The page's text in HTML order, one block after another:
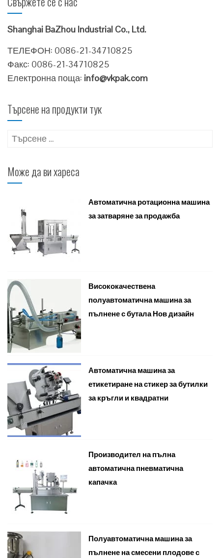
Shanghai BaZhou Industrial Co., Ltd.
ТЕЛЕФОН: 0086-21-34710825
Факс: 0086-21-34710825
Електронна поща: info@vkpak.com
Търсене на продукти тук
Търсене
Може да ви хареса
Автоматична ротационна машина
за затваряне за продажба
Висококачествена
полуавтоматична машина за
пълнене с бутала Нов дизайн
Автоматична машина за
етикетиране на стикер за бутилки
за кръгли и квадратни
Производител на пълна
автоматична пневматична
капачка
Полуавтоматична машина за
пълнене на смесени плодове с